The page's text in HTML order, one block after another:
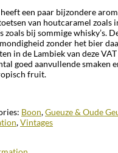
een paar bijzondere
van houtcaramel zoals
zoals bij sommige whisky’s.
zonder het bier
in de Lambiek van deze
goed aanvullende smaken
fruit.
Boon,Gueuze & Oude
,Vintages